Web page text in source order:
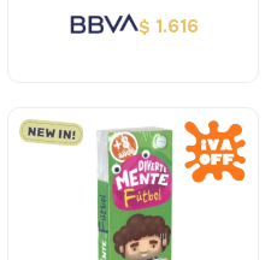
$ 1.616